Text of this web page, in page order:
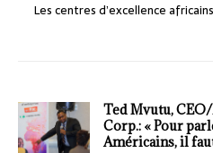
Les centres d’excellence
Ted Mvutu,
Corp.: « Pour
Américains, il